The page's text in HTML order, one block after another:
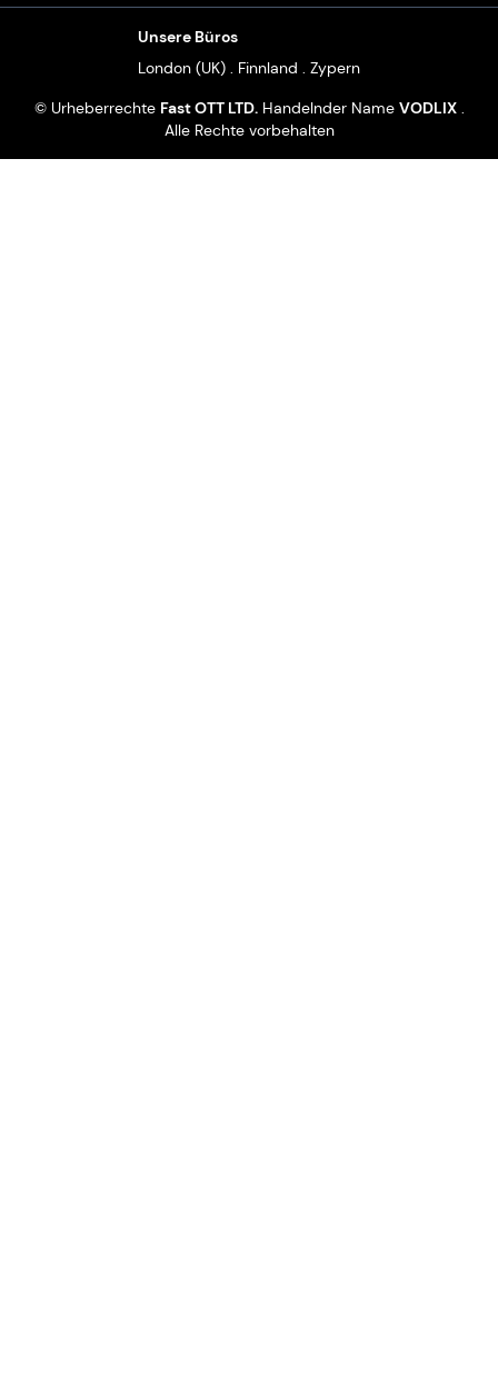
Unsere Büros
London (UK) . Finnland . Zypern
© Urheberrechte Fast OTT LTD.Handelnder Name VODLIX.
Alle Rechte vorbehalten